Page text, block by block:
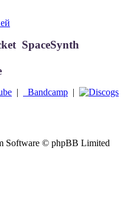
SpaceSynth
| Bandcamp |
Software © phpBB Limited